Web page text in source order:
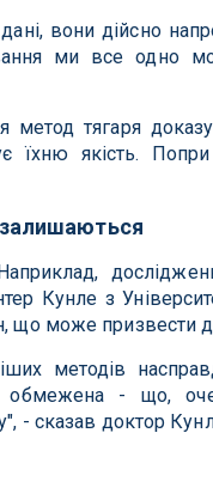
вони дійсно
ми все одно
метод тягаря
їхню якість.
Кунле з
що може призвести
методів
обмежена - що,
- сказав доктор